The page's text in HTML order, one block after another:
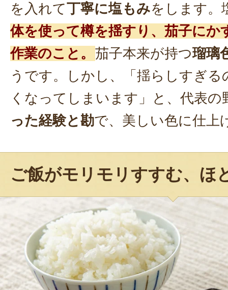
を入れて丁寧に塩もみをします。
体を使って樽を揺すり、茄子にか
作業のこと。 茄子本来が持つ瑠璃
うです。しかし、「揺らしすぎる
くなってしまいます」と、代表の
った経験と勘で、美しい色に仕上
ご飯がモリモリすすむ、ほ